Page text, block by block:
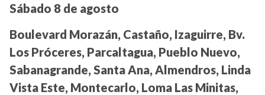
Sábado 8 de agosto
Boulevard Morazán, Castaño, Izaguirre, Bv.
Los Próceres, Parcaltagua, Pueblo Nuevo,
Sabanagrande, Santa Ana, Almendros, Linda
Vista Este, Montecarlo, Loma Las Minitas,